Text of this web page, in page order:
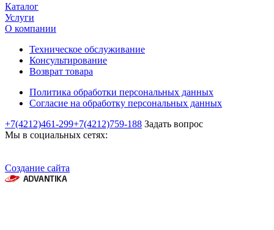
Каталог
Услуги
О компании
Техническое обслуживание
Консультирование
Возврат товара
Политика обработки персональных данных
Согласие на обработку персональных данных
+7(4212)461-299+7(4212)759-188 Задать вопрос
Мы в социальных сетях:
Создание сайта